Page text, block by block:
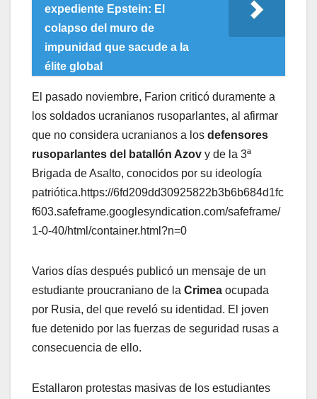
expediente Epstein: El
colapso del muro de
impunidad que sacude a la
élite global
El pasado noviembre, Farion criticó duramente a
los soldados ucranianos rusoparlantes, al afirmar
que no considera ucranianos a los defensores
rusoparlantes del batallón Azov y de la 3ª
Brigada de Asalto, conocidos por su ideología
patriótica.https://6fd209dd30925822b3b6b684d1fc
f603.safeframe.googlesyndication.com/safeframe/
1-0-40/html/container.html?n=0
Varios días después publicó un mensaje de un
estudiante proucraniano de la Crimea ocupada
por Rusia, del que reveló su identidad. El joven
fue detenido por las fuerzas de seguridad rusas a
consecuencia de ello.
Estallaron protestas masivas de los estudiantes